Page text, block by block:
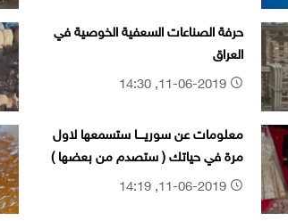
حرفة الصناعات السعفية الخوصية في
العراق
11-06-2019, 14:30
معلومات عن سوريــــا ستسمعها لاول
مرة في حياتك ( ستصدم من بعضها )
11-06-2019, 14:19